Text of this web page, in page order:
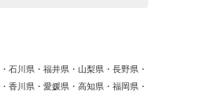
石川県・福井県・山梨県・長野県・
香川県・愛媛県・高知県・福岡県・